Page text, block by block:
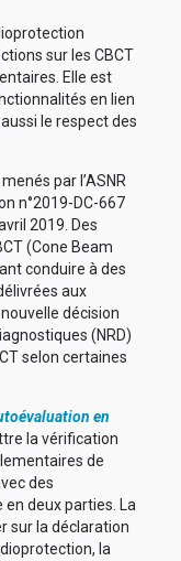
sur les CBCT
Elle est
en lien
le respect des
par l’ASNR
n°2019-DC-667
2019. Des
(Cone Beam
conduire à des
aux
décision
(NRD)
selon certaines
en
la vérification
de
des
deux parties. La
sur la déclaration
la